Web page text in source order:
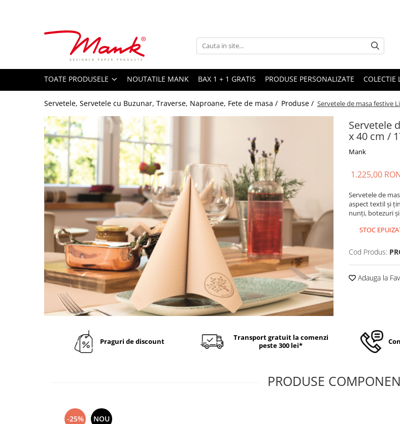
Toate Produsele
IMPRIMEU
SERVETELE FESTIVE
CULORI UNI
ANIVERSARE SAU BOTEZ
AURIU, ARGINTIU & BRONZ
UNICE, Gama SPANLIN
TEMATICA MARINA - PESCARESTI
RUSTICE - VANATORESTI
VALENTINE'S DAY /DRAGOBETE
PAŞTE / EASTER
IARNA-CRACIUN-REVELION
LINCLASS, High Quality
TOATE PRODUSELE NOUTATILE MANK BAX 1 + 1 GRATIS PRODUSE PERSONALIZATE COLECTIE
Servetele, Servetele cu Buzunar, Traverse, Naproane, Fete de masa / Produse / Servetele de masa festive
Servetele
x 40 cm /
Mank
1.225,00
Servetele de
aspect textil și
nunți, botezuri
STOC
Cod Produs:
Adauga la
Praguri de discount
Transport gratuit la comenzi
peste 300 lei*
PRODUSE
-25% NOU